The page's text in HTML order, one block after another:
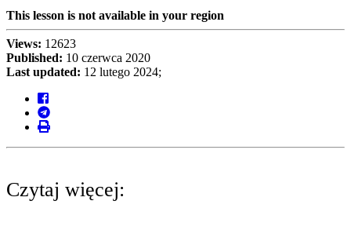
This lesson is not available in your region
Views: 12623
Published: 10 czerwca 2020
Last updated: 12 lutego 2024;
Czytaj więcej: